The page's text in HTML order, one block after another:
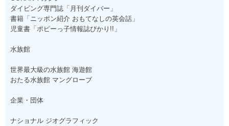
ダイビング専門誌「月刊ダイバー」
書籍「ニッポン紹介 おもてなしの英会話」
児童書「ポピーっ子情報誌ぴかり!!」
水族館
世界最大級の水族館 海遊館
おたる水族館 マングローブ
企業・団体
ナショナル ジオグラフィック